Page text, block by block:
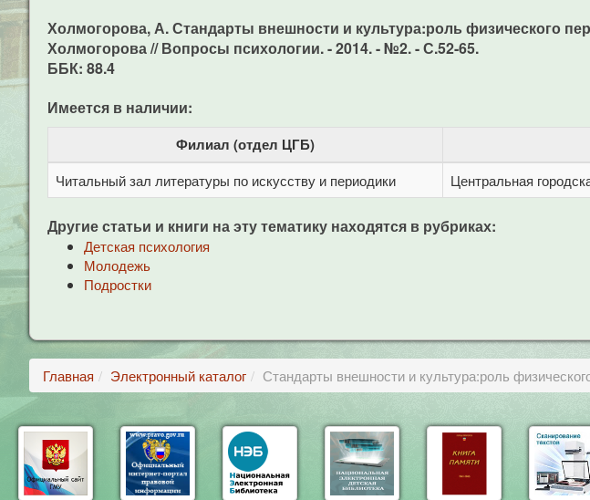
Холмогорова, А. Стандарты внешности и культура:роль физического
Холмогорова // Вопросы психологии. - 2014. - №2. - С.52-65.
ББК: 88.4
Имеется в наличии:
Филиал (отдел ЦГБ)
Читальный зал литературы по искусству и периодики Центральная
Другие статьи и книги на эту тематику находятся в рубриках:
Детская психология
Молодежь
Подростки
Главная Электронный каталог Стандарты внешности и культура:роль